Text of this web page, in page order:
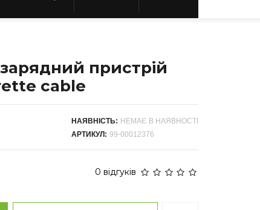
пристрій
саblе
НАЯВНІСТЬ: НЕМАЄ В НАЯВНОСТІ
АРТИКУЛ: 99-00012376
0 відгуків